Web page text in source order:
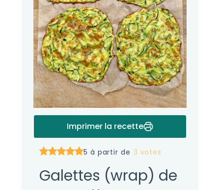
Imprimer la recette
5 à partir de 3 votes
Galettes (wrap) de